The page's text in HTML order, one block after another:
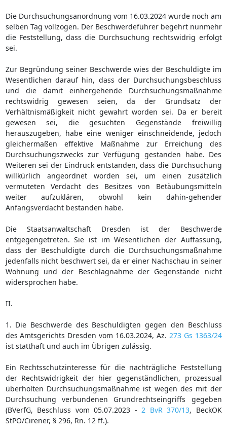
Die Durchsuchungsanordnung vom 16.03.2024 wurde noch am
selben Tag vollzogen. Der Beschwerdeführer begehrt nunmehr
die Feststellung, dass die Durchsuchung rechtswidrig erfolgt
sei.
Zur Begründung seiner Beschwerde wies der Beschuldigte im
Wesentlichen darauf hin, dass der Durchsuchungsbeschluss
und die damit einhergehende Durchsuchungsmaßnahme
rechtswidrig gewesen seien, da der Grundsatz der
Verhältnismäßigkeit nicht gewahrt worden sei. Da er bereit
gewesen sei, die gesuchten Gegenstände freiwillig
herauszugeben, habe eine weniger einschneidende, jedoch
gleichermaßen effektive Maßnahme zur Erreichung des
Durchsuchungszwecks zur Verfügung gestanden habe. Des
Weiteren sei der Eindruck entstanden, dass die Durchsuchung
willkürlich angeordnet worden sei, um einen zusätzlich
vermuteten Verdacht des Besitzes von Betäubungsmitteln
weiter aufzuklären, obwohl kein dahin-gehender
Anfangsverdacht bestanden habe.
Die Staatsanwaltschaft Dresden ist der Beschwerde
entgegengetreten. Sie ist im Wesentlichen der Auffassung,
dass der Beschuldigte durch die Durchsuchungsmaßnahme
jedenfalls nicht beschwert sei, da er einer Nachschau in seiner
Wohnung und der Beschlagnahme der Gegenstände nicht
widersprochen habe.
II.
1. Die Beschwerde des Beschuldigten gegen den Beschluss
des Amtsgerichts Dresden vom 16.03.2024, Az. 273 Gs 1363/24
ist statthaft und auch im Übrigen zulässig.
Ein Rechtsschutzinteresse für die nachträgliche Feststellung
der Rechtswidrigkeit der hier gegenständlichen, prozessual
überholten Durchsuchungsmaßnahme ist wegen des mit der
Durchsuchung verbundenen Grundrechtseingriffs gegeben
(BVerfG, Beschluss vom 05.07.2023 - 2 BvR 370/13, BeckOK
StPO/Cirener, § 296, Rn. 12 ff.).